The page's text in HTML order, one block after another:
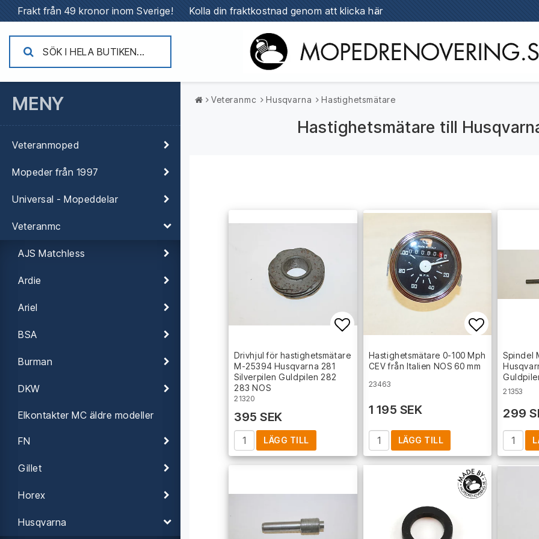
Frakt från 49 kronor inom Sverige! Kolla din fraktkostnad genom att klicka här
MENY
Veteranmoped
Mopeder från 1997
Universal - Mopeddelar
Veteranmc
AJS Matchless
Ardie
Ariel
BSA
Burman
DKW
Elkontakter MC äldre modeller
FN
Gillet
Horex
Husqvarna
Veteranmc Husqvarna Hastighetsmätare
Hastighetsmätare till
Lägg till i favoritlistan
Drivhjul för hastighetsmätare
M-25394 Husqvarna 281
Silverpilen Guldpilen 282
283 NOS
21320
395 SEK
LÄGG TILL
Lägg till i
Hastighetsmätare 0-100 Mph
CEV från Italien NOS 60 mm
23463
1 195 SEK
LÄGG TILL
Spindel
21353
299